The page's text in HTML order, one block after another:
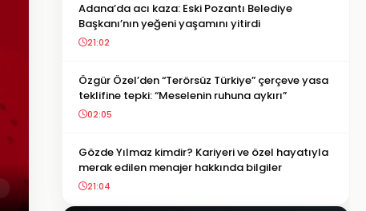
Adana’da acı kaza: Eski Pozantı Belediye
Başkanı’nın yeğeni yaşamını yitirdi
21:02
Özgür Özel’den “Terörsüz Türkiye” çerçeve yasa
teklifine tepki: “Meselenin ruhuna aykırı”
02:05
Gözde Yılmaz kimdir? Kariyeri ve özel hayatıyla
merak edilen menajer hakkında bilgiler
21:04